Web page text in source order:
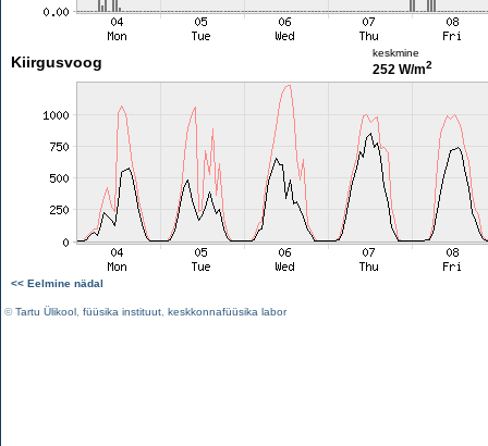
Kiirgusvoog
keskmine
252 W/m2
<< Eelmine nädal
©Tartu Ülikool füüsika instituut keskkonnafüüsika labor